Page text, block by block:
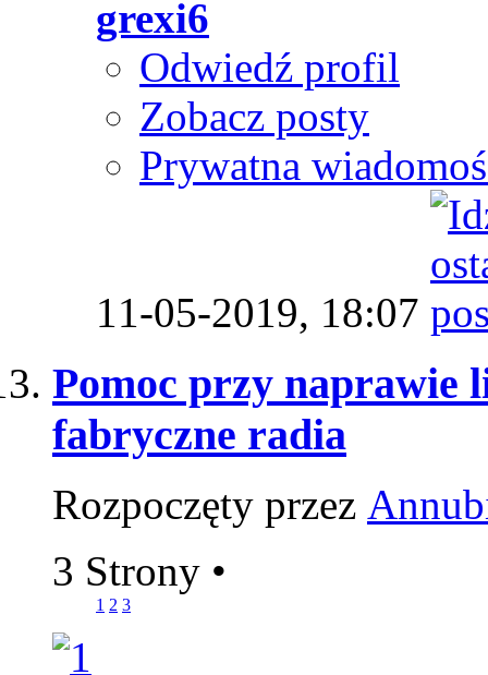
grexi6
Odwiedź profil
Zobacz posty
Prywatna
11-05-2019, 18:07
Pomoc przy naprawie
fabryczne radia
Rozpoczęty przez
3 Strony •
1 2 3